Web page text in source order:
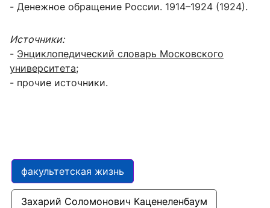
- Денежное обращение России. 1914–1924 (1924).
Источники:
- Энциклопедический словарь Московского
университета;
- прочие источники.
факультетская жизнь
Захарий Соломонович Каценеленбаум